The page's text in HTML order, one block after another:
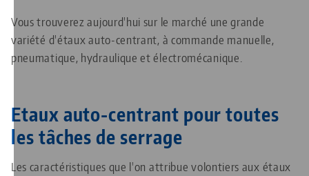
Vous trouverez aujourd'hui sur le marché une grande
variété d'étaux auto-centrant, à commande manuelle,
pneumatique, hydraulique et électromécanique.
Etaux auto-centrant pour toutes
les tâches de serrage
Les caractéristiques que l'on attribue volontiers aux étaux